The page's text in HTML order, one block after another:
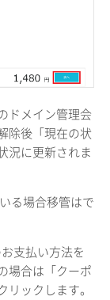
ドメイン管理会
除後「現在の状
況に更新されま
る場合移管はで
支払い方法を
場合は「クーポ
ックします。